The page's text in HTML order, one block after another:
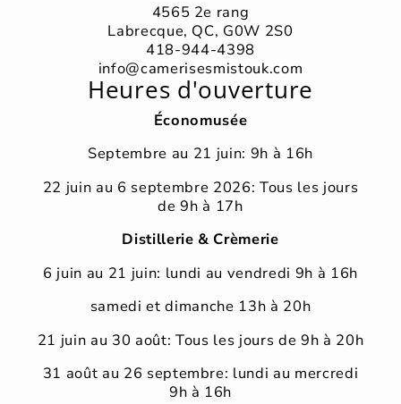
4565 2e rang
Labrecque, QC, G0W 2S0
418-944-4398
info@camerisesmistouk.com
Heures d'ouverture
Économusée
Septembre au 21 juin: 9h à 16h
22 juin au 6 septembre 2026: Tous les jours
de 9h à 17h
Distillerie & Crèmerie
6 juin au 21 juin: lundi au vendredi 9h à 16h
samedi et dimanche 13h à 20h
21 juin au 30 août: Tous les jours de 9h à 20h
31 août au 26 septembre: lundi au mercredi
9h à 16h